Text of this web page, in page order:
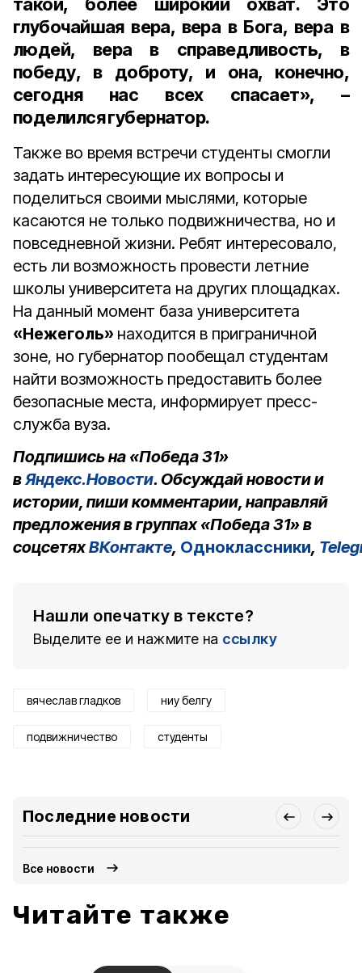
глубочайшая вера, вера в Бога, вера в
людей, вера в справедливость, в
победу, в доброту, и она, конечно,
сегодня нас всех спасает», –
поделился губернатор.
Также во время встречи студенты смогли
задать интересующие их вопросы и
поделиться своими мыслями, которые
касаются не только подвижничества, но и
повседневной жизни. Ребят интересовало,
есть ли возможность провести летние
школы университета на других площадках.
На данный момент база университета
«Нежеголь» находится в приграничной
зоне, но губернатор пообещал студентам
найти возможность предоставить более
безопасные места, информирует пресс-
служба вуза.
Подпишись на «Победа 31»
вЯндекс.Новости. Обсуждай новости и
истории, пиши комментарии, направляй
предложения в группах «Победа 31» в
соцсетяхВКонтакте, Одноклассники,
Нашли опечатку в тексте?
Выделите ее и нажмите на ссылку
вячеслав гладков ниу белгу
подвижничество студенты
Последние новости
Все новости
Читайте также